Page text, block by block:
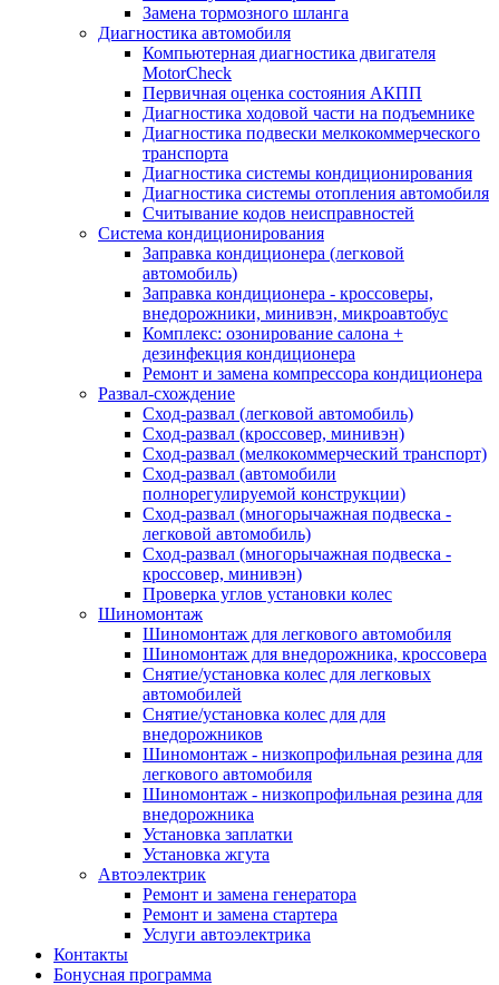
Замена тормозного шланга
Диагностика автомобиля
Компьютерная диагностика двигателя
MotorCheсk
Первичная оценка состояния АКПП
Диагностика ходовой части на подъемнике
Диагностика подвески мелкокоммерческого
транспорта
Диагностика системы кондиционирования
Диагностика системы отопления автомобиля
Считывание кодов неисправностей
Система кондиционирования
Заправка кондиционера (легковой
автомобиль)
Заправка кондиционера - кроссоверы,
внедорожники, минивэн, микроавтобус
Комплекс: озонирование салона +
дезинфекция кондиционера
Ремонт и замена компрессора кондиционера
Развал-схождение
Сход-развал (легковой автомобиль)
Сход-развал (кроссовер, минивэн)
Сход-развал (мелкокоммерческий транспорт)
Сход-развал (автомобили
полнорегулируемой конструкции)
Сход-развал (многорычажная подвеска -
легковой автомобиль)
Сход-развал (многорычажная подвеска -
кроссовер, минивэн)
Проверка углов установки колес
Шиномонтаж
Шиномонтаж для легкового автомобиля
Шиномонтаж для внедорожника, кроссовера
Снятие/установка колес для легковых
автомобилей
Снятие/установка колес для для
внедорожников
Шиномонтаж - низкопрофильная резина для
легкового автомобиля
Шиномонтаж - низкопрофильная резина для
внедорожника
Установка заплатки
Установка жгута
Автоэлектрик
Ремонт и замена генератора
Ремонт и замена стартера
Услуги автоэлектрика
Контакты
Бонусная программа